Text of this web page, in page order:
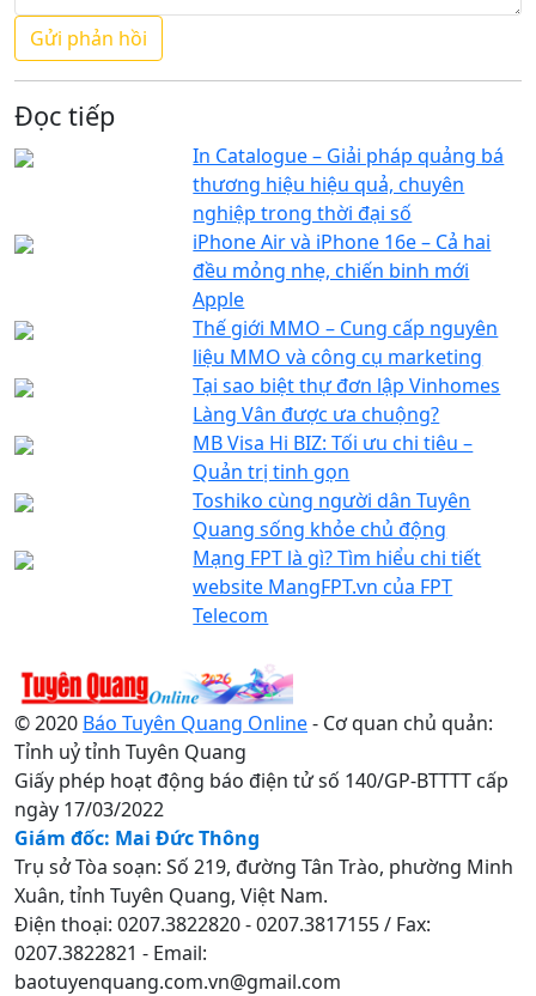
Đọc tiếp
In Catalogue – Giải pháp quảng bá
thương hiệu hiệu quả, chuyên
nghiệp trong thời đại số
iPhone Air và iPhone 16e – Cả hai
đều mỏng nhẹ, chiến binh mới
Apple
Thế giới MMO – Cung cấp nguyên
liệu MMO và công cụ marketing
Tại sao biệt thự đơn lập Vinhomes
Làng Vân được ưa chuộng?
MB Visa Hi BIZ: Tối ưu chi tiêu –
Quản trị tinh gọn
Toshiko cùng người dân Tuyên
Quang sống khỏe chủ động
Mạng FPT là gì? Tìm hiểu chi tiết
website MangFPT.vn của FPT
Telecom
© 2020 Báo Tuyên Quang Online- Cơ quan chủ quản:
Tỉnh uỷ tỉnh Tuyên Quang
Giấy phép hoạt động báo điện tử số 140/GP-BTTTT cấp
ngày 17/03/2022
Giám đốc: Mai Đức Thông
Trụ sở Tòa soạn: Số 219, đường Tân Trào, phường Minh
Xuân, tỉnh Tuyên Quang, Việt Nam.
Điện thoại: 0207.3822820 - 0207.3817155 / Fax:
0207.3822821 - Email:
baotuyenquang.com.vn@gmail.com